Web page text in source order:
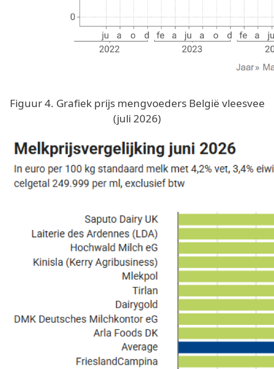
Figuur 4. Grafiek prijs mengvoeders België vleesvee
(juli 2026)
Image